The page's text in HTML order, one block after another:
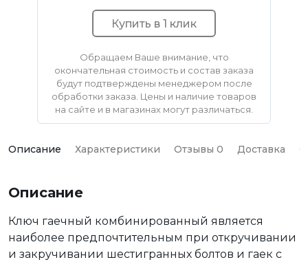
Купить в 1 клик
Обращаем Ваше внимание, что
окончательная стоимость и состав заказа
будут подтверждены менеджером после
обработки заказа. Цены и наличие товаров
на сайте и в магазинах могут различаться.
Описание Характеристики Отзывы 0 Доставка
Описание
Ключ гаечный комбинированный является
наиболее предпочтительным при откручивании
и закручивании шестигранных болтов и гаек с